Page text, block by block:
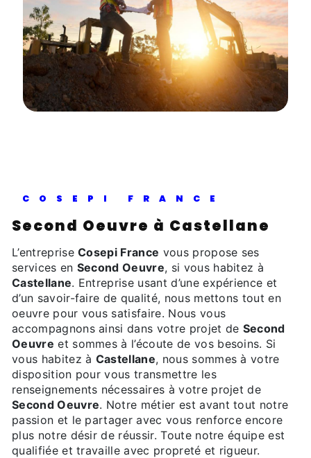
COSEPI FRANCE
Second Oeuvre à Castellane
L’entrepriseCosepi France vous propose ses
services en Second Oeuvre, si vous habitez à
Castellane. Entreprise usant d’une expérience et
d’un savoir-faire de qualité, nous mettons tout en
oeuvre pour vous satisfaire. Nous vous
accompagnons ainsi dans votre projet de Second
Oeuvre et sommes à l’écoute de vos besoins. Si
vous habitez à Castellane, nous sommes à votre
disposition pour vous transmettre les
renseignements nécessaires à votre projet de
Second Oeuvre. Notre métier est avant tout notre
passion et le partager avec vous renforce encore
plus notre désir de réussir. Toute notre équipe est
qualifiée et travaille avec propreté et rigueur.